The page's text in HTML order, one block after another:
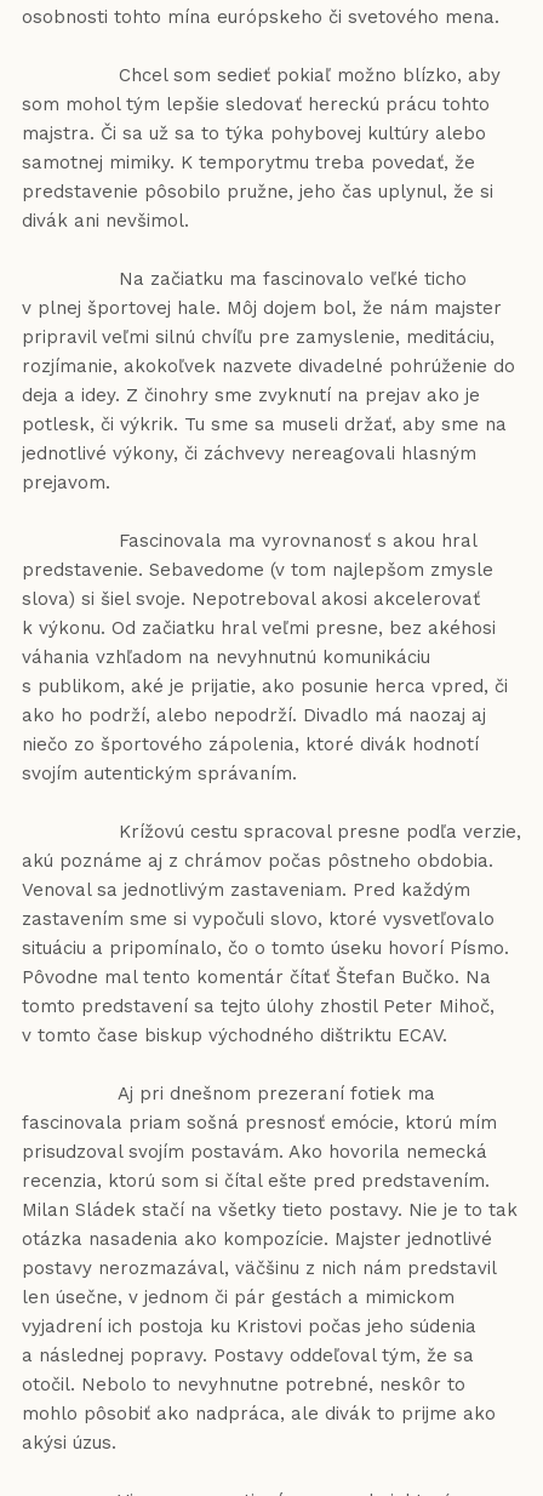
osobnosti tohto mína európskeho či svetového mena.
Chcel som sedieť pokiaľ možno blízko, aby
som mohol tým lepšie sledovať hereckú prácu tohto
majstra. Či sa už sa to týka pohybovej kultúry alebo
samotnej mimiky. K temporytmu treba povedať, že
predstavenie pôsobilo pružne, jeho čas uplynul, že si
divák ani nevšimol.
Na začiatku ma fascinovalo veľké ticho
v plnej športovej hale. Môj dojem bol, že nám majster
pripravil veľmi silnú chvíľu pre zamyslenie, meditáciu,
rozjímanie, akokoľvek nazvete divadelné pohrúženie do
deja a idey. Z činohry sme zvyknutí na prejav ako je
potlesk, či výkrik. Tu sme sa museli držať, aby sme na
jednotlivé výkony, či záchvevy nereagovali hlasným
prejavom.
Fascinovala ma vyrovnanosť s akou hral
predstavenie. Sebavedome (v tom najlepšom zmysle
slova) si šiel svoje. Nepotreboval akosi akcelerovať
k výkonu. Od začiatku hral veľmi presne, bez akéhosi
váhania vzhľadom na nevyhnutnú komunikáciu
s publikom, aké je prijatie, ako posunie herca vpred, či
ako ho podrží, alebo nepodrží. Divadlo má naozaj aj
niečo zo športového zápolenia, ktoré divák hodnotí
svojím autentickým správaním.
Krížovú cestu spracoval presne podľa verzie,
akú poznáme aj z chrámov počas pôstneho obdobia.
Venoval sa jednotlivým zastaveniam. Pred každým
zastavením sme si vypočuli slovo, ktoré vysvetľovalo
situáciu a pripomínalo, čo o tomto úseku hovorí Písmo.
Pôvodne mal tento komentár čítať Štefan Bučko. Na
tomto predstavení sa tejto úlohy zhostil Peter Mihoč,
v tomto čase biskup východného dištriktu ECAV.
Aj pri dnešnom prezeraní fotiek ma
fascinovala priam sošná presnosť emócie, ktorú mím
prisudzoval svojím postavám. Ako hovorila nemecká
recenzia, ktorú som si čítal ešte pred predstavením.
Milan Sládek stačí na všetky tieto postavy. Nie je to tak
otázka nasadenia ako kompozície. Majster jednotlivé
postavy nerozmazával, väčšinu z nich nám predstavil
len úsečne, v jednom či pár gestách a mimickom
vyjadrení ich postoja ku Kristovi počas jeho súdenia
a následnej popravy. Postavy oddeľoval tým, že sa
otočil. Nebolo to nevyhnutne potrebné, neskôr to
mohlo pôsobiť ako nadpráca, ale divák to prijme ako
akýsi úzus.